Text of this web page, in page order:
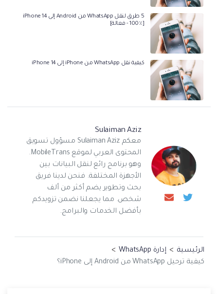
5 طرق لنقل WhatsApp من Android إلى iPhone 14
[100٪ - فعالة]
كيفية نقل WhatsApp من iPhone إلى iPhone 14
Sulaiman Aziz
معكم Sulaiman Aziz مسؤول تسويق
المحتوى العربي لموقع MobileTrans.
وهو برنامج رائع لنقل البيانات بين
الأجهزة المختلفة. فنحن لدينا فريق
بحث وتطوير يضم أكثر من ألف
شخص. مما يجعلنا نضمن تزويدكم
بأفضل الخدمات والبرامج.
الرئيسية > إدارة WhatsApp
>
كيفية ترحيل WhatsApp من Android إلى iPhone؟